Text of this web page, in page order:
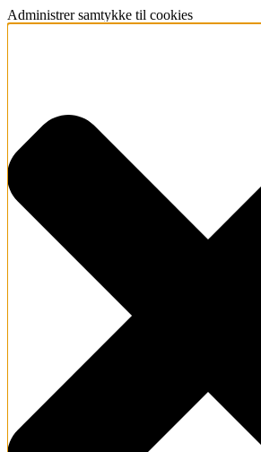
Administrer samtykke til cookies